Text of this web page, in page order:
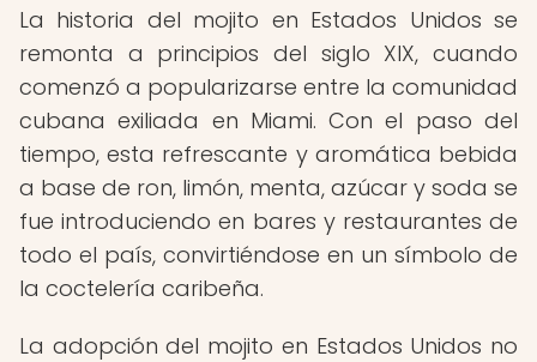
La historia del mojito en Estados Unidos se
remonta a principios del siglo XIX, cuando
comenzó a popularizarse entre la comunidad
cubana exiliada en Miami. Con el paso del
tiempo, esta refrescante y aromática bebida
a base de ron, limón, menta, azúcar y soda se
fue introduciendo en bares y restaurantes de
todo el país, convirtiéndose en un símbolo de
la coctelería caribeña.
La adopción del mojito en Estados Unidos no